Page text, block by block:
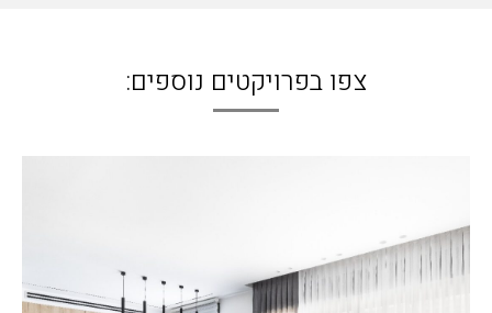
צפו בפרויקטים נוספים: